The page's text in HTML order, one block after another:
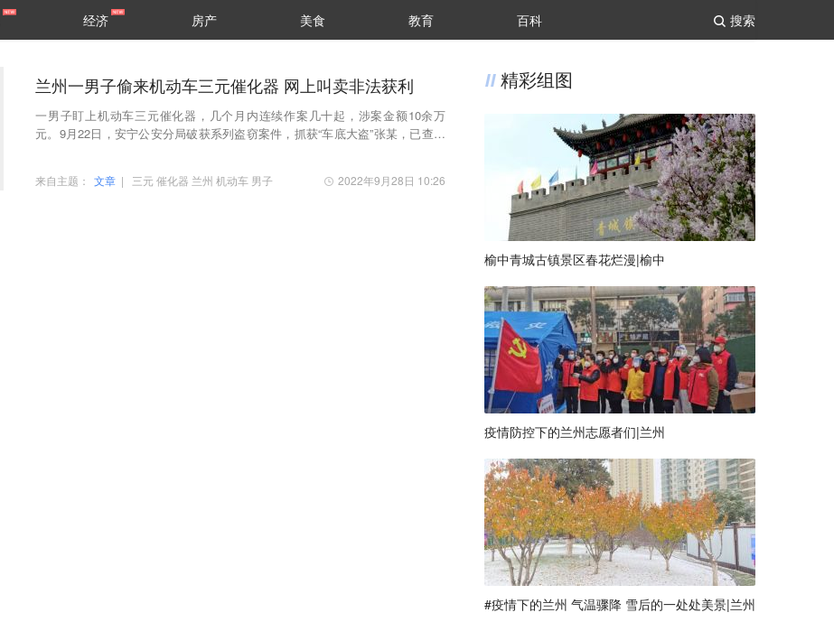
搜索
经济 房产 美食 教育 百科
兰州一男子偷来机动车三元催化器 网上叫卖非法获利
一男子盯上机动车三元催化器，几个月内连续作案几十起，涉案金额10余万
元。9月22日，安宁公安分局破获系列盗窃案件，抓获“车底大盗”张某，已查证
来自主题： 文章 | 三元 催化器 兰州 机动车 男子 2022年9月28日 10:26
精彩组图
榆中青城古镇景区春花烂漫|榆中
疫情防控下的兰州志愿者们|兰州
#疫情下的兰州 气温骤降 雪后的一处处美景|兰州